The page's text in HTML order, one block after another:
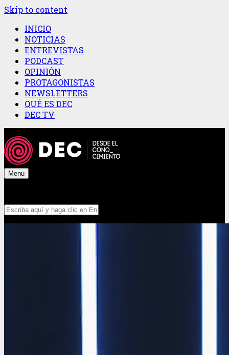
Skip to content
INICIO
NOTICIAS
ENTREVISTAS
PODCAST
OPINIÓN
PROTAGONISTAS
NEWSLETTERS
QUÉ ES DEC
DEC TV
Menu